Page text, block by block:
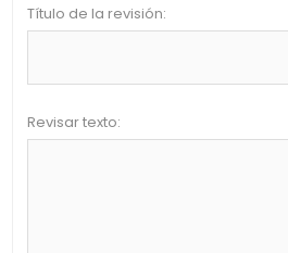
Título de la revisión:
Revisar texto: